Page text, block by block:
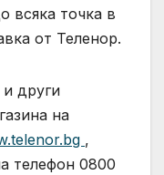
всяка точка в
от Теленор.
други
на
,
телефон 0800